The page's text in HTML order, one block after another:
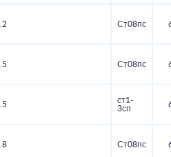
Ст08пс
Ст08пс
ст1-
3сп
Ст08пс